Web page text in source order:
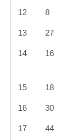
12 8
13 27
14 16
15 18
16 30
17 44